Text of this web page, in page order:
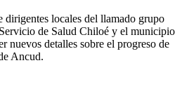
dirigentes locales del llamado grupo
de Salud Chiloé y el municipio
nuevos detalles sobre el progreso de
Ancud.